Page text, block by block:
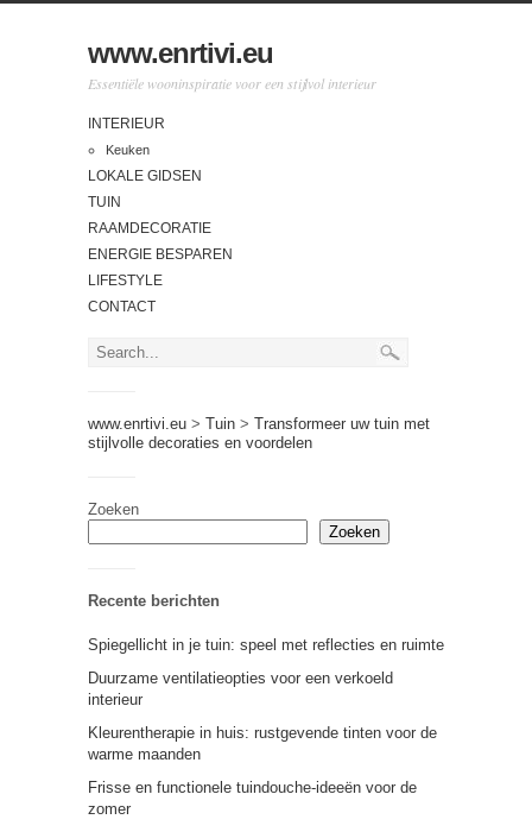
www.enrtivi.eu
Essentiële wooninspiratie voor een stijlvol interieur
INTERIEUR
Keuken
LOKALE GIDSEN
TUIN
RAAMDECORATIE
ENERGIE BESPAREN
LIFESTYLE
CONTACT
www.enrtivi.eu > Tuin > Transformeer uw tuin met
stijlvolle decoraties en voordelen
Zoeken
Zoeken
Recente berichten
Spiegellicht in je tuin: speel met reflecties en ruimte
Duurzame ventilatieopties voor een verkoeld
interieur
Kleurentherapie in huis: rustgevende tinten voor de
warme maanden
Frisse en functionele tuindouche-ideeën voor de
zomer